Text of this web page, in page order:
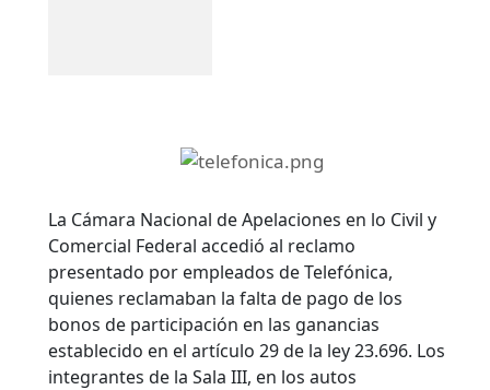
La Cámara Nacional de Apelaciones en lo Civil y
Comercial Federal accedió al reclamo
presentado por empleados de Telefónica,
quienes reclamaban la falta de pago de los
bonos de participación en las ganancias
establecido en el artículo 29 de la ley 23.696. Los
integrantes de la Sala III, en los autos